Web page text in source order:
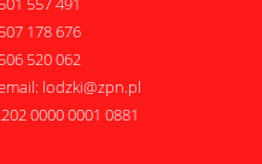
507 178 676
506 520 062
lodzki@zpn.pl
0000 0001 0881